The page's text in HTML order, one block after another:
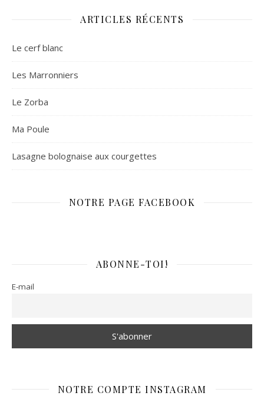
ARTICLES RÉCENTS
Le cerf blanc
Les Marronniers
Le Zorba
Ma Poule
Lasagne bolognaise aux courgettes
NOTRE PAGE FACEBOOK
ABONNE-TOI!
E-mail
NOTRE COMPTE INSTAGRAM